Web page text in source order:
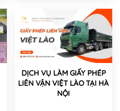
DỊCH VỤ LÀM GIẤY PHÉP
LIÊN VẬN VIỆT LÀO TẠI HÀ
NỘI